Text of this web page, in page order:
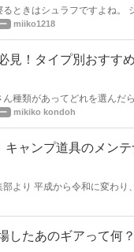
ときはシュラフですよね。
からの季節にぴったりのシュラフをピックアップしてみまし
miiko1218
見！タイプ別おすす
ん種類があってどれを選ん
からないですよね。でも、
mikiko kondoh
ャンプ道具のメンテ
型連休でキャンプを楽し
いでしょうか？次のキャン
したあのギアって何